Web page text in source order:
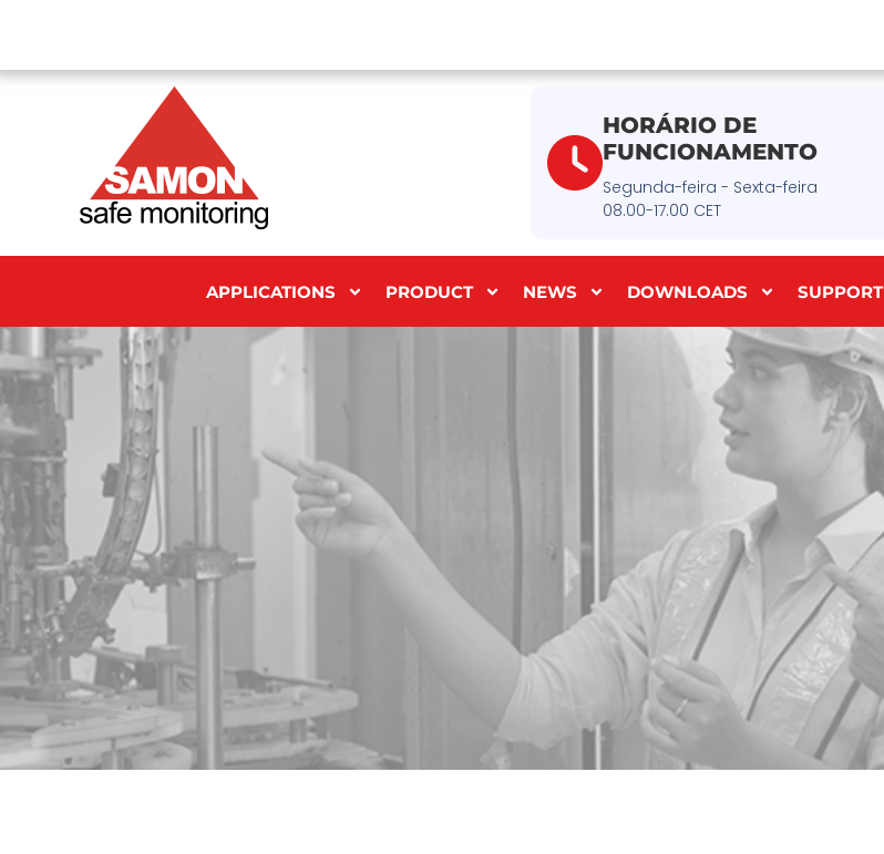
HORÁRIO DE
FUNCIONAMENTO
Segunda-feira - Sexta-feira
08.00-17.00 CET
APPLICATIONS PRODUCT NEWS DOWNLOADS SUPPORT